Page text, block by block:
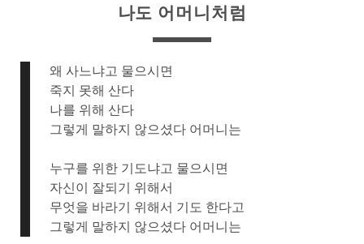
나도 어머니처럼
왜 사느냐고 물으시면
죽지 못해 산다
나를 위해 산다
그렇게 말하지 않으셨다 어머니는
누구를 위한 기도냐고 물으시면
자신이 잘되기 위해서
무엇을 바라기 위해서 기도 한다고
그렇게 말하지 않으셨다 어머니는